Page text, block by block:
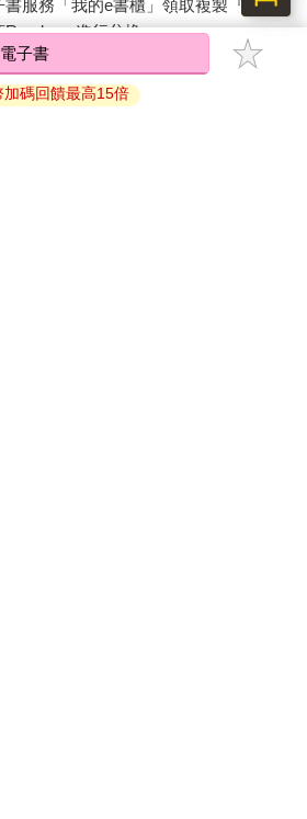
服務「我的e書櫃」領取複製『兌換
進行兌換。
堂所購買的電子書僅能以金石堂專屬
電子書
碼回饋最高15倍